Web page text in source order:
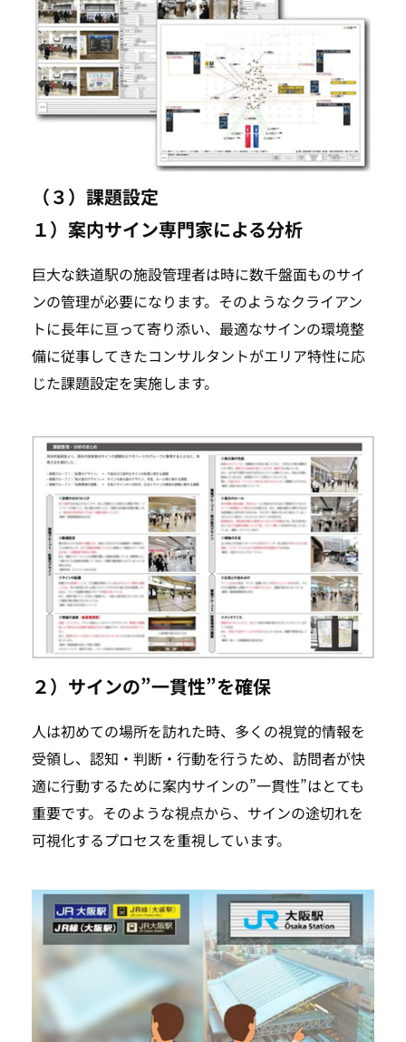
（３）課題設定
１）案内サイン専門家による分析
巨大な鉄道駅の施設管理者は時に数千盤面ものサイ
ンの管理が必要になります。そのようなクライアン
トに長年に亘って寄り添い、最適なサインの環境整
備に従事してきたコンサルタントがエリア特性に応
じた課題設定を実施します。
２）サインの”一貫性”を確保
人は初めての場所を訪れた時、多くの視覚的情報を
受領し、認知・判断・行動を行うため、訪問者が快
適に行動するために案内サインの”一貫性”はとても
重要です。そのような視点から、サインの途切れを
可視化するプロセスを重視しています。